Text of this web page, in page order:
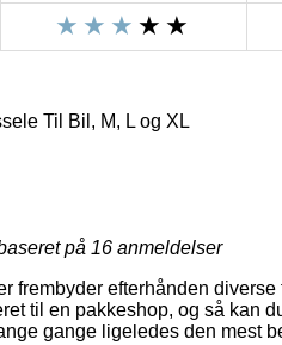
Til Bil, M, L og XL
på 16 anmeldelser
frembyder efterhånden
til en pakkeshop, og så kan
gange ligeledes den mest